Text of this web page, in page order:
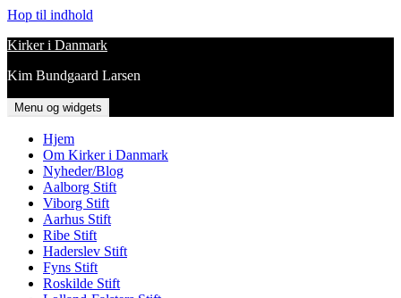
Hop til indhold
Kirker i Danmark
Kim Bundgaard Larsen
Menu og widgets
Hjem
Om Kirker i Danmark
Nyheder/Blog
Aalborg Stift
Viborg Stift
Aarhus Stift
Ribe Stift
Haderslev Stift
Fyns Stift
Roskilde Stift